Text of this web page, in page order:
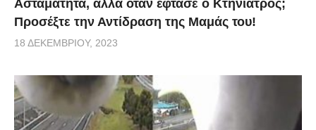
Ασταμάτητα, αλλά όταν έφτασε ο Κτηνίατρος;
Προσέξτε την Αντίδραση της Μαμάς του!
18 ΔΕΚΕΜΒΡΊΟΥ, 2023